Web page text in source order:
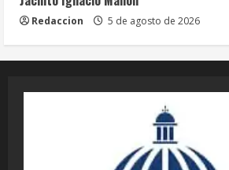
Redaccion 5 de agosto de 2026